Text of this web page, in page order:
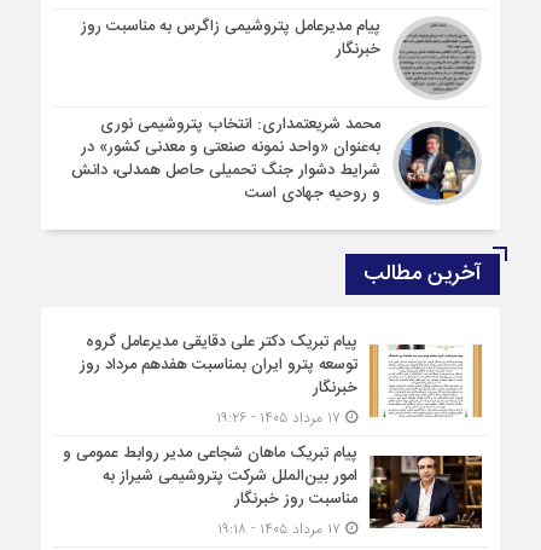
پیام مدیرعامل پتروشیمی زاگرس به مناسبت روز
خبرنگار
محمد شریعتمداری: انتخاب پتروشیمی نوری
به‌عنوان «واحد نمونه صنعتی و معدنی کشور» در
شرایط دشوار جنگ تحمیلی حاصل همدلی، دانش
و روحیه جهادی است
آخرین مطالب
پیام تبریک دکتر علی دقایقی مدیرعامل گروه
توسعه پترو ایران بمناسبت هفدهم مرداد روز
خبرنگار
پیام تبریک ماهان شجاعی مدیر روابط عمومی و
امور بین‌الملل شرکت پتروشیمی شیراز به
مناسبت روز خبرنگار